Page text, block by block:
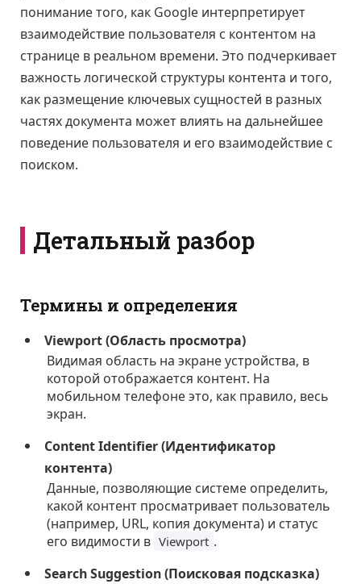
понимание того, как Google интерпретирует
взаимодействие пользователя с контентом на
странице в реальном времени. Это подчеркивает
важность логической структуры контента и того,
как размещение ключевых сущностей в разных
частях документа может влиять на дальнейшее
поведение пользователя и его взаимодействие с
поиском.
Детальный разбор
Термины и определения
Viewport (Область просмотра)
Видимая область на экране устройства, в
которой отображается контент. На
мобильном телефоне это, как правило, весь
экран.
Content Identifier (Идентификатор
контента)
Данные, позволяющие системе определить,
какой контент просматривает пользователь
(например, URL, копия документа) и статус
его видимости в Viewport .
Search Suggestion (Поисковая подсказка)